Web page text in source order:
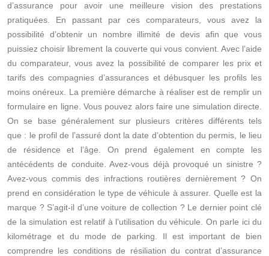
d’assurance pour avoir une meilleure vision des prestations
pratiquées. En passant par ces comparateurs, vous avez la
possibilité d’obtenir un nombre illimité de devis afin que vous
puissiez choisir librement la couverte qui vous convient. Avec l’aide
du comparateur, vous avez la possibilité de comparer les prix et
tarifs des compagnies d’assurances et débusquer les profils les
moins onéreux. La première démarche à réaliser est de remplir un
formulaire en ligne. Vous pouvez alors faire une simulation directe.
On se base généralement sur plusieurs critères différents tels
que : le profil de l’assuré dont la date d’obtention du permis, le lieu
de résidence et l’âge. On prend également en compte les
antécédents de conduite. Avez-vous déjà provoqué un sinistre ?
Avez-vous commis des infractions routières dernièrement ? On
prend en considération le type de véhicule à assurer. Quelle est la
marque ? S’agit-il d’une voiture de collection ? Le dernier point clé
de la simulation est relatif à l’utilisation du véhicule. On parle ici du
kilométrage et du mode de parking. Il est important de bien
comprendre les conditions de résiliation du contrat d’assurance